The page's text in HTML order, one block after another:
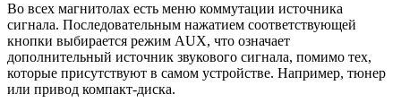
Во всех магнитолах есть меню коммутации источника
сигнала. Последовательным нажатием соответствующей
кнопки выбирается режим AUX, что означает
дополнительный источник звукового сигнала, помимо тех,
которые присутствуют в самом устройстве. Например, тюнер
или привод компакт-диска.